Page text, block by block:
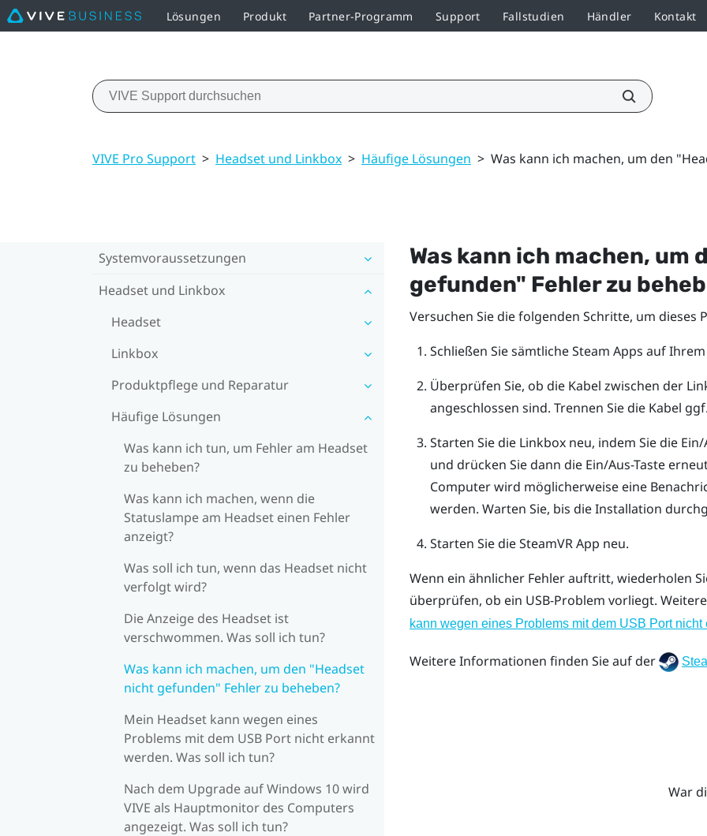
Lösungen Produkt Partner-Programm Support Fallstudien Händler Kontakt
VIVE Pro Support > Headset und Linkbox > Häufige Lösungen > Was kann ich machen, um den
Systemvoraussetzungen
Headset und Linkbox
Headset
Linkbox
Produktpflege und Reparatur
Häufige Lösungen
Was kann ich tun, um Fehler am Headset
zu beheben?
Was kann ich machen, wenn die
Statuslampe am Headset einen Fehler
anzeigt?
Was soll ich tun, wenn das Headset nicht
verfolgt wird?
Die Anzeige des Headset ist
verschwommen. Was soll ich tun?
Was kann ich machen, um den "Headset
nicht gefunden" Fehler zu beheben?
Mein Headset kann wegen eines
Problems mit dem USB Port nicht erkannt
werden. Was soll ich tun?
Nach dem Upgrade auf Windows 10 wird
VIVE als Hauptmonitor des Computers
angezeigt. Was soll ich tun?
Was kann ich machen, um
gefunden"‍ Fehler zu
Versuchen Sie die folgenden Schritte, um dieses
Schließen Sie sämtlicheSteam Apps auf
Überprüfen Sie, ob die Kabel zwischen der
angeschlossen sind. Trennen Sie die Kabel
Starten Sie die Linkbox neu, indem Sie die
und drücken Sie dann die Ein/Aus-Taste
Computer wird möglicherweise eine
werden. Warten Sie, bis die Installation
Starten Sie dieSteamVRApp neu.
Wenn ein ähnlicher Fehler auftritt, wiederholen
überprüfen, ob ein USB-Problem vorliegt.
kann wegen eines Problems mit dem USB Port
Weitere Informationen finden Sie auf der
War